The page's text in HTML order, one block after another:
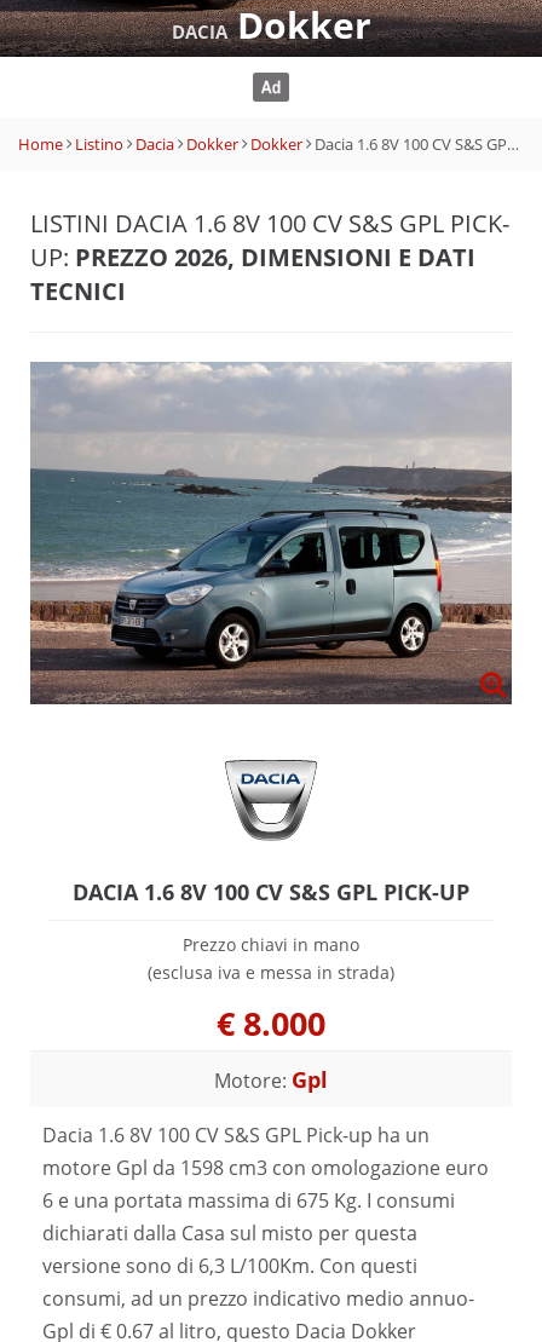
DACIADokker
Home Listino Dacia Dokker Dokker Dacia 1.6 8V 100 CV S&S GPL Pick-up
LISTINI DACIA 1.6 8V 100 CV S&S GPL PICK-
UP: PREZZO 2026, DIMENSIONI E DATI
TECNICI
DACIA 1.6 8V 100 CV S&S GPL PICK-UP
Prezzo chiavi in mano
(esclusa iva e messa in strada)
€ 8.000
Motore: Gpl
Dacia 1.6 8V 100 CV S&S GPL Pick-up ha un
motore Gpl da 1598 cm3 con omologazione euro
6 e una portata massima di 675 Kg. I consumi
dichiarati dalla Casa sul misto per questa
versione sono di 6,3 L/100Km. Con questi
consumi, ad un prezzo indicativo medio annuo-
Gpl di € 0.67 al litro, questo Dacia Dokker